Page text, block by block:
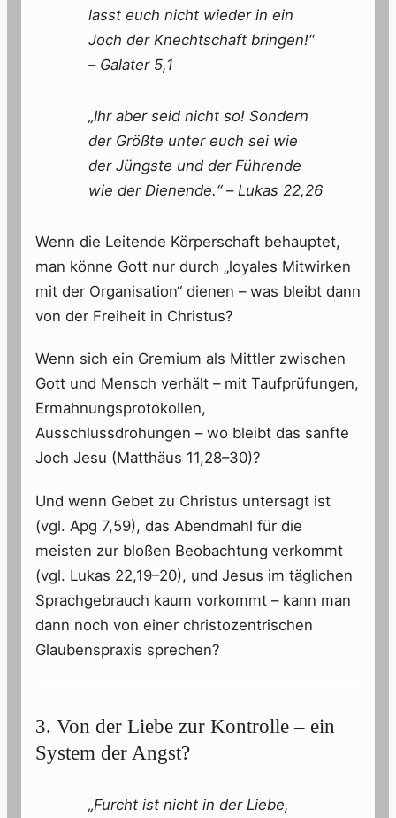
lasst euch nicht wieder in ein
Joch der Knechtschaft bringen!“
– Galater 5,1
„Ihr aber seid nicht so! Sondern
der Größte unter euch sei wie
der Jüngste und der Führende
wie der Dienende.“– Lukas 22,26
Wenn die Leitende Körperschaft behauptet,
man könne Gott nur durch „loyales Mitwirken
mit der Organisation“ dienen – was bleibt dann
von der Freiheit in Christus?
Wenn sich ein Gremium als Mittler zwischen
Gott und Mensch verhält – mit Taufprüfungen,
Ermahnungsprotokollen,
Ausschlussdrohungen – wo bleibt das sanfte
Joch Jesu (Matthäus 11,28–30)?
Und wenn Gebet zu Christus untersagt ist
(vgl. Apg 7,59), das Abendmahl für die
meisten zur bloßen Beobachtung verkommt
(vgl. Lukas 22,19–20), und Jesus im täglichen
Sprachgebrauch kaum vorkommt – kann man
dann noch von einer christozentrischen
Glaubenspraxis sprechen?
3. Von der Liebe zur Kontrolle – ein
System der Angst?
„Furcht ist nicht in der Liebe,